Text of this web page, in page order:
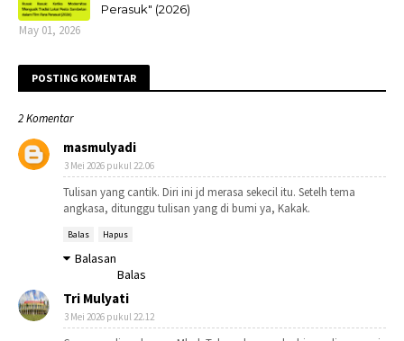
Perasuk" (2026)
May 01, 2026
POSTING KOMENTAR
2 Komentar
masmulyadi
3 Mei 2026 pukul 22.06
Tulisan yang cantik. Diri ini jd merasa sekecil itu. Setelh tema
angkasa, ditunggu tulisan yang di bumi ya, Kakak.
Balas Hapus
Balasan
Balas
Tri Mulyati
3 Mei 2026 pukul 22.12